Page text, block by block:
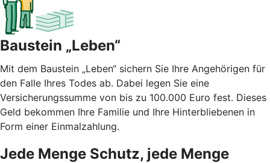
Baustein „Leben“
Mit dem Baustein „Leben“ sichern Sie Ihre Angehörigen für
den Falle Ihres Todes ab. Dabei legen Sie eine
Versicherungssumme von bis zu 100.000 Euro fest. Dieses
Geld bekommen Ihre Familie und Ihre Hinterbliebenen in
Form einer Einmalzahlung.
Jede Menge Schutz, jede Menge